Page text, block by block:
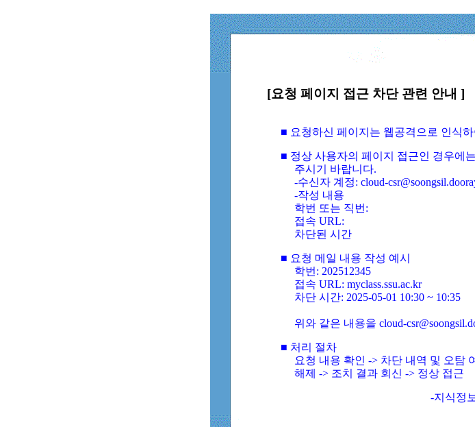
[요청 페이지 접근 차단 관련 안내 ]
■ 요청하신 페이지는 웹공격으로 인식
■ 정상 사용자의 페이지 접근인 경우에
주시기 바랍니다.
-수신자 계정: cloud-
-작성 내용
학번 또는 직번:
접속 URL:
차단된 시간
■ 요청 메일 내용 작성 예시
학번: 202512345
접속 URL: myclass.ssu.ac.kr
차단 시간: 2025-05-01 10:30 ~ 10:35
위와 같은 내용을 cloud-
■ 처리 절차
요청 내용 확인 -> 차단 내역 및 오탐
해제 -> 조치 결과 회신 -> 정상 접근
-지식정